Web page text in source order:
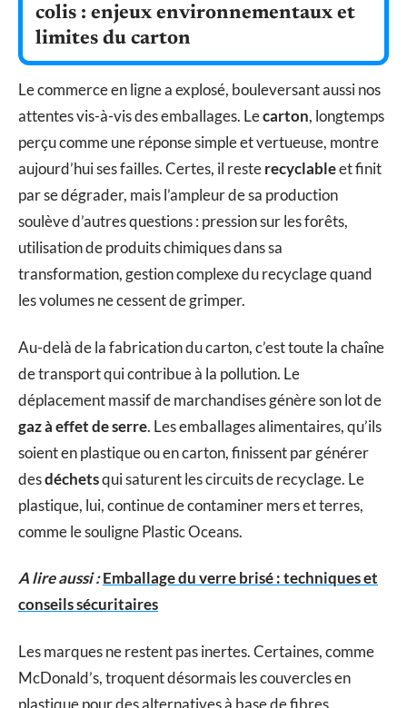
colis : enjeux environnementaux et
limites du carton
Le commerce en ligne a explosé, bouleversant aussi nos
attentes vis-à-vis des emballages. Lecarton, longtemps
perçu comme une réponse simple et vertueuse, montre
aujourd’hui ses failles. Certes, il resterecyclableet finit
par se dégrader, mais l’ampleur de sa production
soulève d’autres questions : pression sur les forêts,
utilisation de produits chimiques dans sa
transformation, gestion complexe du recyclage quand
les volumes ne cessent de grimper.
Au-delà de la fabrication du carton, c’est toute la chaîne
de transport qui contribue à la pollution. Le
déplacement massif de marchandises génère son lot de
gaz à effet de serre. Les emballages alimentaires, qu’ils
soient en plastique ou en carton, finissent par générer
desdéchetsqui saturent les circuits de recyclage. Le
plastique, lui, continue de contaminer mers et terres,
comme le souligne Plastic Oceans.
A lire aussi :Emballage du verre brisé : techniques et
conseils sécuritaires
Les marques ne restent pas inertes. Certaines, comme
McDonald’s, troquent désormais les couvercles en
plastique pour des alternatives à base de fibres